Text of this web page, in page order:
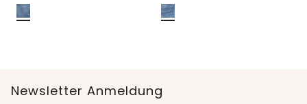
Newsletter Anmeldung